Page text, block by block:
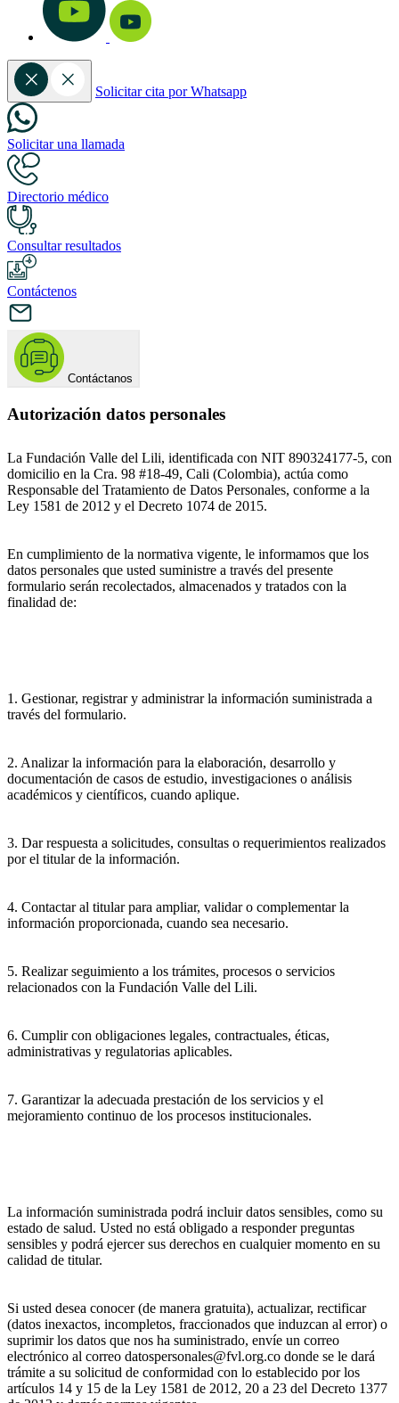
Solicitar cita por Whatsapp
Solicitar una llamada
Directorio médico
Consultar resultados
Contáctenos
Contáctanos
Autorización datos personales
La Fundación Valle del Lili, identificada con NIT 890324177-5, con
domicilio en la Cra. 98 #18-49, Cali (Colombia), actúa como
Responsable del Tratamiento de Datos Personales, conforme a la
Ley 1581 de 2012 y el Decreto 1074 de 2015.
En cumplimiento de la normativa vigente, le informamos que los
datos personales que usted suministre a través del presente
formulario serán recolectados, almacenados y tratados con la
finalidad de:
1. Gestionar, registrar y administrar la información suministrada a
través del formulario.
2. Analizar la información para la elaboración, desarrollo y
documentación de casos de estudio, investigaciones o análisis
académicos y científicos, cuando aplique.
3. Dar respuesta a solicitudes, consultas o requerimientos realizados
por el titular de la información.
4. Contactar al titular para ampliar, validar o complementar la
información proporcionada, cuando sea necesario.
5. Realizar seguimiento a los trámites, procesos o servicios
relacionados con la Fundación Valle del Lili.
6. Cumplir con obligaciones legales, contractuales, éticas,
administrativas y regulatorias aplicables.
7. Garantizar la adecuada prestación de los servicios y el
mejoramiento continuo de los procesos institucionales.
La información suministrada podrá incluir datos sensibles, como su
estado de salud. Usted no está obligado a responder preguntas
sensibles y podrá ejercer sus derechos en cualquier momento en su
calidad de titular.
Si usted desea conocer (de manera gratuita), actualizar, rectificar
(datos inexactos, incompletos, fraccionados que induzcan al error) o
suprimir los datos que nos ha suministrado, envíe un correo
electrónico al correo datospersonales@fvl.org.co donde se le dará
trámite a su solicitud de conformidad con lo establecido por los
artículos 14 y 15 de la Ley 1581 de 2012, 20 a 23 del Decreto 1377